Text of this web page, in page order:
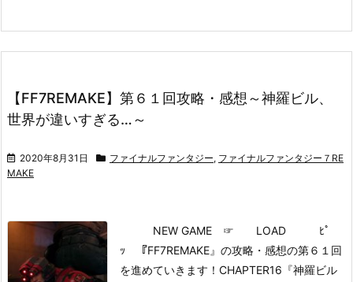
【FF7REMAKE】第６１回攻略・感想～神羅ビル、
世界が違いすぎる…～
2020年8月31日 ファイナルファンタジー, ファイナルファンタジー７RE
MAKE
NEW GAME ☞ LOAD ﾋﾟ
ｯ
『FF7REMAKE』の攻略・感想の第６１回
を進めていきます！ CHAPTER16『神羅ビル